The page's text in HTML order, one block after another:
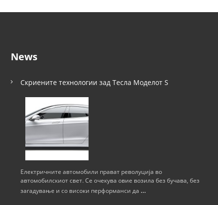
News
Скриените технологии зад Тесла Моделот S
Електричните автомобили прават револуција во
автомобилскиот свет. Се очекува овие возила без бучава, без
загадување и со високи перформанси да …